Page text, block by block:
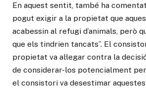
En aquest sentit, també ha comentat
pogut exigir a la propietat que
acabessin al refugi d’animals, però
que els tindrien tancats”. El
propietat va al·legar contra la
de considerar-los potencialment
el consistori va desestimar aquestes